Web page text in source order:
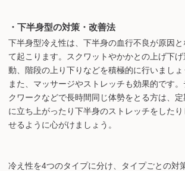
・下半身型の対策・改善法
下半身型冷え性は、下半身の血行不良が原因と
て起こります。スクワットやかかとの上げ下げ
動、階段の上り下りなどを積極的に行いましょ
また、マッサージやストレッチも効果的です。
クワークなどで長時間同じ体勢をとる方は、定
に立ち上がったり下半身のストレッチをした
せるように心がけましょう。
冷え性を4つのタイプに分け、タイプごとの対